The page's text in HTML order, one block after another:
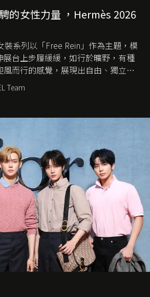
的女性力量 ，Hermès 2026
裝系列以「Free Rein」作為主題，模
展台上步履緩緩，如行於曠野，有種
而行的感覺，展現出自由、獨立與
Team